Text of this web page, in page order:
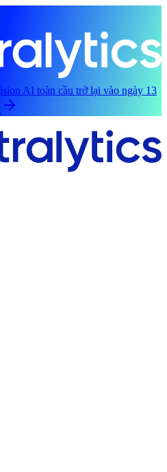
AI toàn cầu trở lại vào ngày 13